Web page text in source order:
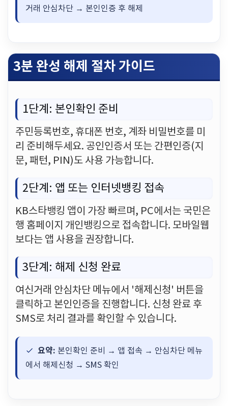
거래 안심차단 → 본인인증 후 해제
3분 완성 해제 절차 가이드
1단계: 본인확인 준비
주민등록번호, 휴대폰 번호, 계좌 비밀번호를 미
리 준비해두세요. 공인인증서 또는 간편인증(지
문, 패턴, PIN)도 사용 가능합니다.
2단계: 앱 또는 인터넷뱅킹 접속
KB스타뱅킹 앱이 가장 빠르며, PC에서는 국민은
행 홈페이지 개인뱅킹으로 접속합니다. 모바일웹
보다는 앱 사용을 권장합니다.
3단계: 해제 신청 완료
여신거래 안심차단 메뉴에서 '해제신청' 버튼을
클릭하고 본인인증을 진행합니다. 신청 완료 후
SMS로 처리 결과를 확인할 수 있습니다.
요약: 본인확인 준비 → 앱 접속 → 안심차단 메뉴
에서 해제신청 → SMS 확인